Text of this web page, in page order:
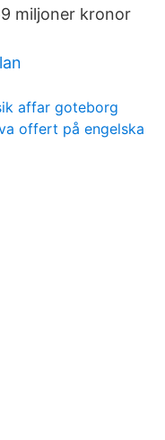
miljoner kronor
affar goteborg
offert på engelska